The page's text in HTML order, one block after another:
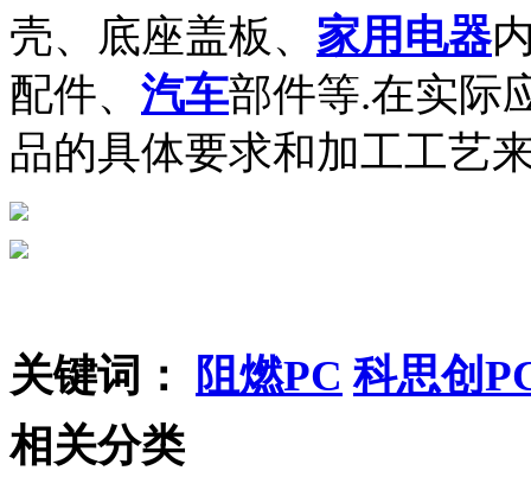
壳、底座盖板、 家用电器
配件、 汽车部件等.在实际
品的具体要求和加工工艺
关键词： 阻燃PC 科思创
相关分类